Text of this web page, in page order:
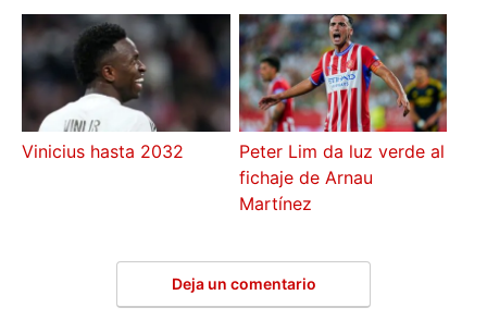
Vinicius hasta 2032
Peter Lim da luz verde al
fichaje de Arnau
Martínez
Deja un comentario